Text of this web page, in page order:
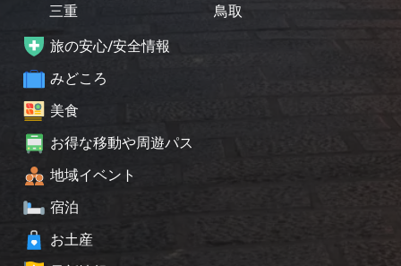
三重
鳥取
旅の安心/安全情報
みどころ
美食
お得な移動や周遊パス
地域イベント
宿泊
お土産